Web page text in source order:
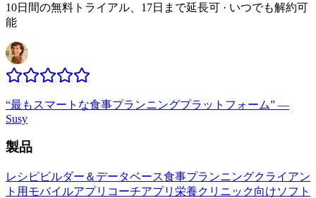
10日間の無料トライアル、17日まで延長可 · いつでも解約可
能
“最もスマートな食事プランニングプラットフォーム” —
Susy
製品
レシピビルダー＆データベース食事プランニングクライアン
ト用モバイルアプリ コーチアプリ 栄養クリニック向けソフト